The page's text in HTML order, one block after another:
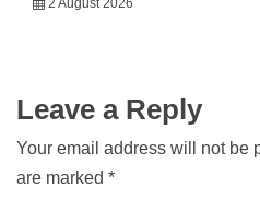
2 August 2026
Leave a Reply
Your email address will not be
are marked *